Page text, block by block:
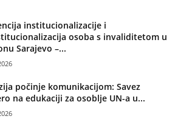
institucionalizacije i
osoba s invaliditetom u
Sarajevo –...
počinje komunikacijom: Savez
na edukaciji za osoblje UN-a u...